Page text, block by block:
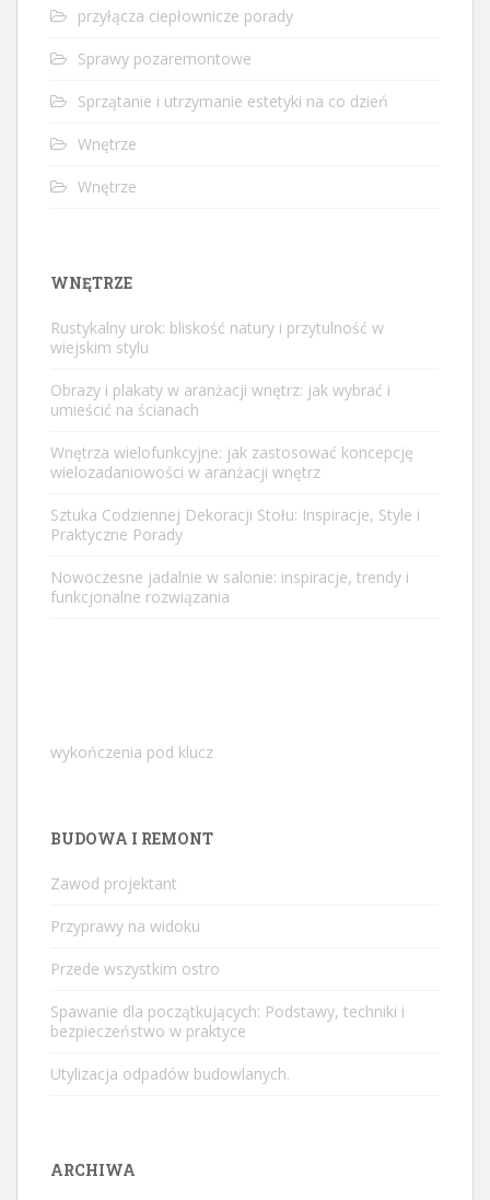
przyłącza ciepłownicze porady
Sprawy pozaremontowe
Sprzątanie i utrzymanie estetyki na co dzień
Wnętrze
Wnętrze
WNĘTRZE
Rustykalny urok: bliskość natury i przytulność w
wiejskim stylu
Obrazy i plakaty w aranżacji wnętrz: jak wybrać i
umieścić na ścianach
Wnętrza wielofunkcyjne: jak zastosować koncepcję
wielozadaniowości w aranżacji wnętrz
Sztuka Codziennej Dekoracji Stołu: Inspiracje, Style i
Praktyczne Porady
Nowoczesne jadalnie w salonie: inspiracje, trendy i
funkcjonalne rozwiązania
wykończenia pod klucz
BUDOWA I REMONT
Zawod projektant
Przyprawy na widoku
Przede wszystkim ostro
Spawanie dla początkujących: Podstawy, techniki i
bezpieczeństwo w praktyce
Utylizacja odpadów budowlanych.
ARCHIWA